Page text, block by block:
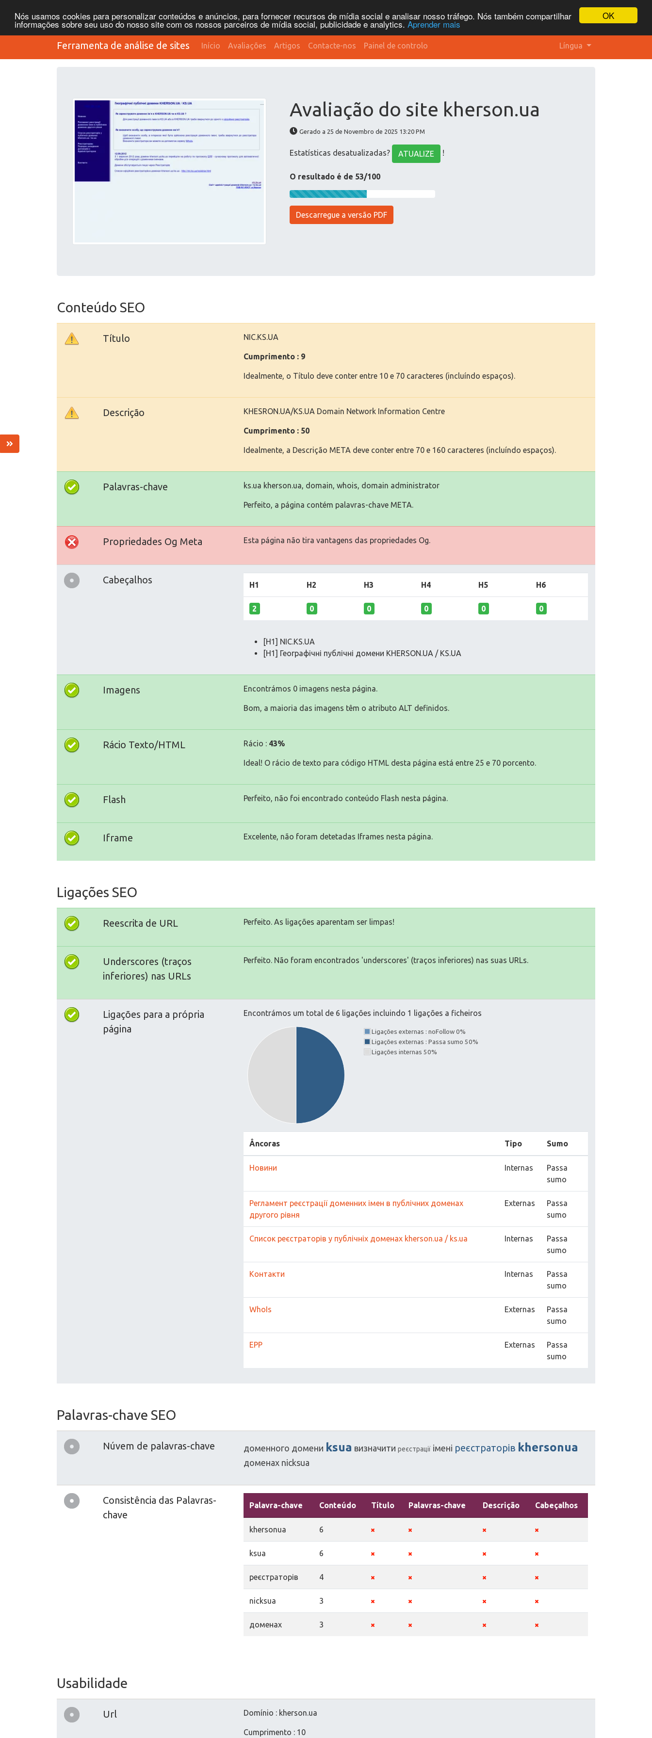
OK
Nós usamos cookies para personalizar conteúdos e anúncios, para fornecer recursos de mídia social e analisar nosso tráfego. Nós também compartilhar
informações sobre seu uso do nosso site com os nossos parceiros de mídia social, publicidade e analytics. Aprender mais
Ferramenta de análise de sites Início Avaliações Artigos Contacte-nos Painel de controlo Língua
Avaliação do site kherson.ua
Gerado a 25 de Novembro de 2025 13:20 PM
Estatísticas desatualizadas? ATUALIZE !
O resultado é de 53/100
Descarregue a versão PDF
Conteúdo SEO
Título NIC.KS.UA
Cumprimento : 9
Idealmente, o Título deve conter entre 10 e 70 caracteres (incluíndo espaços).
Descrição KHESRON.UA/KS.UA Domain Network Information Centre
Cumprimento : 50
Idealmente, a Descrição META deve conter entre 70 e 160 caracteres (incluíndo espaços).
Palavras-chave ks.ua kherson.ua, domain, whois, domain administrator
Perfeito, a página contém palavras-chave META.
Propriedades Og Meta Esta página não tira vantagens das propriedades Og.
Cabeçalhos H1 H2 H3 H4 H5 H6
2 0 0 0 0 0
[H1] NIC.KS.UA
[H1] Географічні публічні домени KHERSON.UA / KS.UA
Imagens Encontrámos 0 imagens nesta página.
Bom, a maioria das imagens têm o atributo ALT definidos.
Rácio Texto/HTML Rácio : 43%
Ideal! O rácio de texto para código HTML desta página está entre 25 e 70 porcento.
Flash Perfeito, não foi encontrado conteúdo Flash nesta página.
Iframe Excelente, não foram detetadas Iframes nesta página.
Ligações SEO
Reescrita de URL Perfeito. As ligações aparentam ser limpas!
Underscores (traços
inferiores) nas URLs
Perfeito. Não foram encontrados 'underscores' (traços inferiores) nas suas URLs.
Ligações para a própria
página
Encontrámos um total de 6 ligações incluindo 1 ligações a ficheiros
Ligações externas : noFollow 0%
Ligações externas : Passa sumo 50%
Ligações internas 50%
Âncoras Tipo Sumo
Новини Internas
Passa
sumo
Регламент реєстрації доменних імен в публічних доменах
другого рівня
Externas
Passa
sumo
Список реєстраторів у публічніх доменах kherson.ua / ks.ua Internas
Passa
sumo
Контакти Internas
Passa
sumo
WhoIs Externas
Passa
sumo
EPP Externas
Passa
sumo
Palavras-chave SEO
Núvem de palavras-chave доменного домени ksua визначити реєстрації імені реєстраторів khersonua
доменах nicksua
Consistência das Palavras-
chave
Palavra-chave Conteúdo Título Palavras-chave Descrição Cabeçalhos
khersonua 6
ksua 6
реєстраторів 4
nicksua 3
доменах 3
Usabilidade
Url Domínio : kherson.ua
Cumprimento : 10